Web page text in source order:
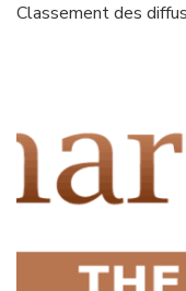
Classement des